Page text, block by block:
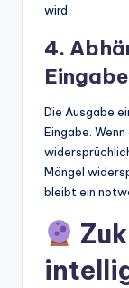
wird.
4.
Die Ausgabe
Eingabe.
Mängel
bleibt ein